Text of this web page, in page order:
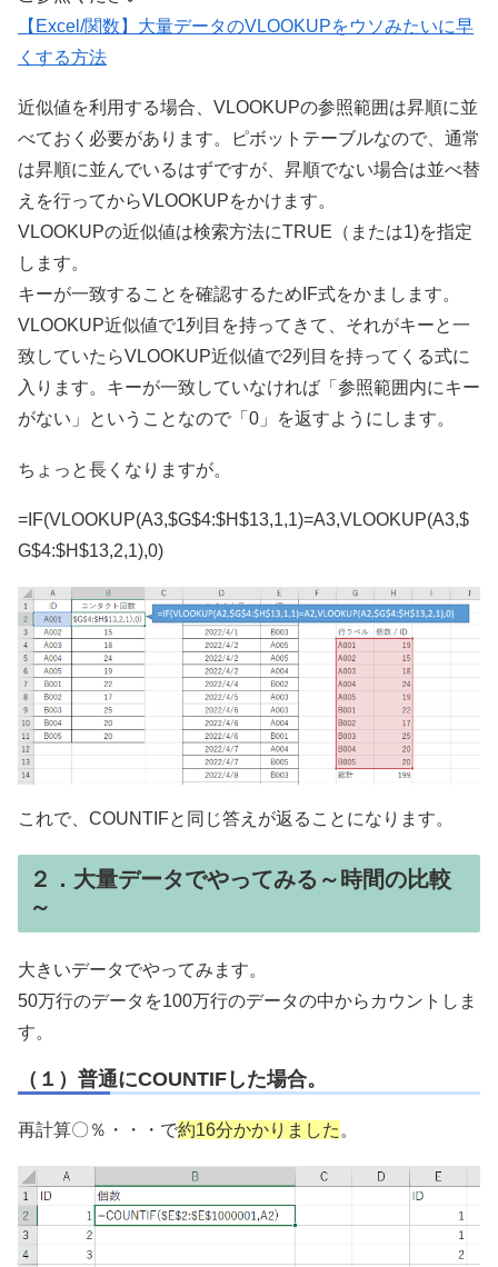
【Excel/関数】大量データのVLOOKUPをウソみたいに早
くする方法
近似値を利用する場合、VLOOKUPの参照範囲は昇順に並
べておく必要があります。ピボットテーブルなので、通常
は昇順に並んでいるはずですが、昇順でない場合は並べ替
えを行ってからVLOOKUPをかけます。
VLOOKUPの近似値は検索方法にTRUE（または1)を指定
します。
キーが一致することを確認するためIF式をかまします。
VLOOKUP近似値で1列目を持ってきて、それがキーと一
致していたらVLOOKUP近似値で2列目を持ってくる式に
入ります。キーが一致していなければ「参照範囲内にキー
がない」ということなので「0」を返すようにします。
ちょっと長くなりますが。
=IF(VLOOKUP(A3,$G$4:$H$13,1,1)=A3,VLOOKUP(A3,$
G$4:$H$13,2,1),0)
これで、COUNTIFと同じ答えが返ることになります。
２．大量データでやってみる～時間の比較
～
大きいデータでやってみます。
50万行のデータを100万行のデータの中からカウントしま
す。
（１）普通にCOUNTIFした場合。
再計算〇％・・・で約16分かかりました 。